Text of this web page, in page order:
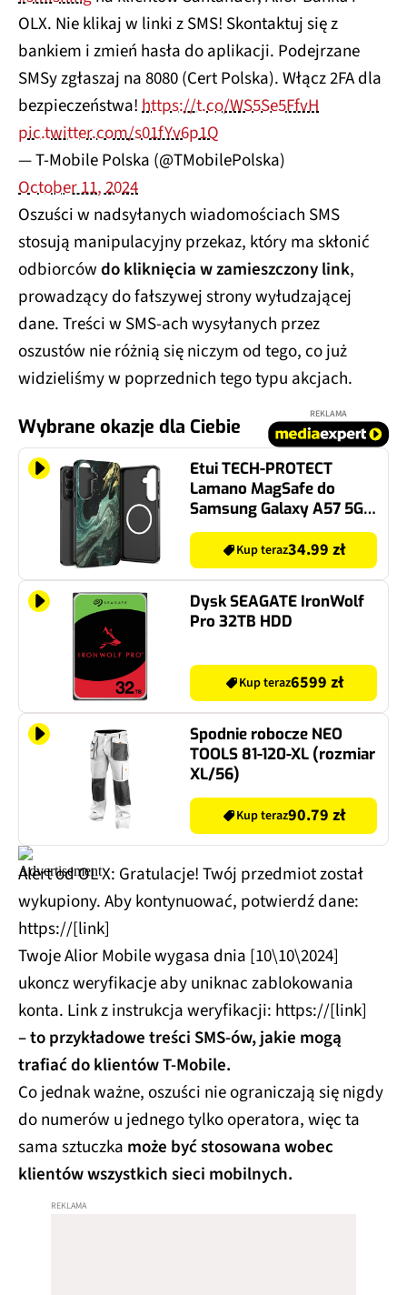
OLX. Nie klikaj w linki z SMS! Skontaktuj się z
bankiem i zmień hasła do aplikacji. Podejrzane
SMSy zgłaszaj na 8080 (Cert Polska). Włącz 2FA dla
bezpieczeństwa!https://t.co/WS5Se5FfvH
pic.twitter.com/s01fYv6p1Q
— T-Mobile Polska (@TMobilePolska)
October 11, 2024
Oszuści w nadsyłanych wiadomościach SMS
stosują manipulacyjny przekaz, który ma skłonić
odbiorcówdo kliknięcia w zamieszczony link,
prowadzący do fałszywej strony wyłudzającej
dane. Treści w SMS-ach wysyłanych przez
oszustów nie różnią się niczym od tego, co już
widzieliśmy w poprzednich tego typu akcjach.
Wybrane okazje dla Ciebie
REKLAMA
Etui TECH-PROTECT
Lamano MagSafe do
Samsung Galaxy A57 5G
Verde Aura
Kup teraz34.99 zł
Dysk SEAGATE IronWolf
Pro 32TB HDD
Kup teraz6599 zł
Spodnie robocze NEO
TOOLS 81-120-XL (rozmiar
XL/56)
Kup teraz90.79 zł
Alert od OL X: Gratulacje! Twój przedmiot został
wykupiony. Aby kontynuować, potwierdź dane:
https://[link]
Twoje Alior Mobile wygasa dnia [10\10\2024]
ukoncz weryfikacje aby uniknac zablokowania
konta. Link z instrukcja weryfikacji: https://[link]
– to przykładowe treści SMS-ów, jakie mogą
trafiać do klientów T-Mobile.
Co jednak ważne, oszuści nie ograniczają się nigdy
do numerów u jednego tylko operatora, więc ta
sama sztuczka może być stosowana wobec
klientów wszystkich sieci mobilnych.